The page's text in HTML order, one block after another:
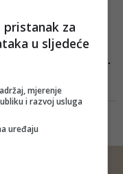
1. SEPTEMBRA
Sarajevo poziva: Na
dan škole roditeljim...
plaćeno odsustvo da bi,
od najvažnijih dana u
kao odgovoran poslodavac,
pristanak za
u sljedeće
mjerenje
i razvoj usluga
uređaju